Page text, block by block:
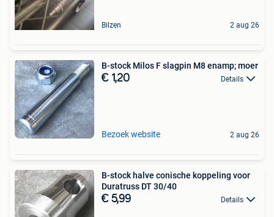
Bilzen 2 aug 26
B-stock Milos F slagpin M8 enamp; moer
€ 1,20 Details
Bezoek website 2 aug 26
B-stock halve conische koppeling voor
Duratruss DT 30/40
€ 5,99 Details